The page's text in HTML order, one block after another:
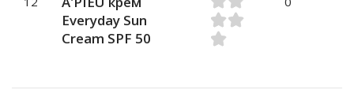
Everyday Sun
Cream SPF 50